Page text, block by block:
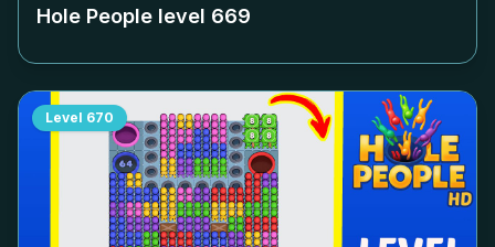
Hole People level 669
Level 670